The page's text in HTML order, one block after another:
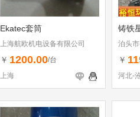
Ekatec套筒
上海航欧机电设备有限公司
￥ 1200.00/台
上海
铸铁
泊头
￥
河北-